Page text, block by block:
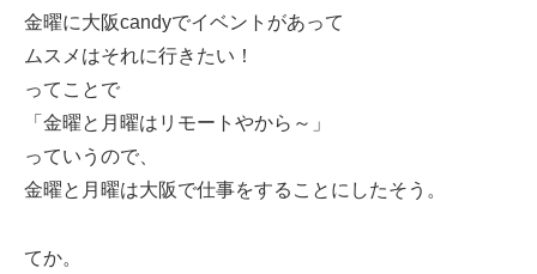
金曜に大阪candyでイベントがあって
ムスメはそれに行きたい！
ってことで
「金曜と月曜はリモートやから～」
っていうので、
金曜と月曜は大阪で仕事をすることにしたそう。
てか。